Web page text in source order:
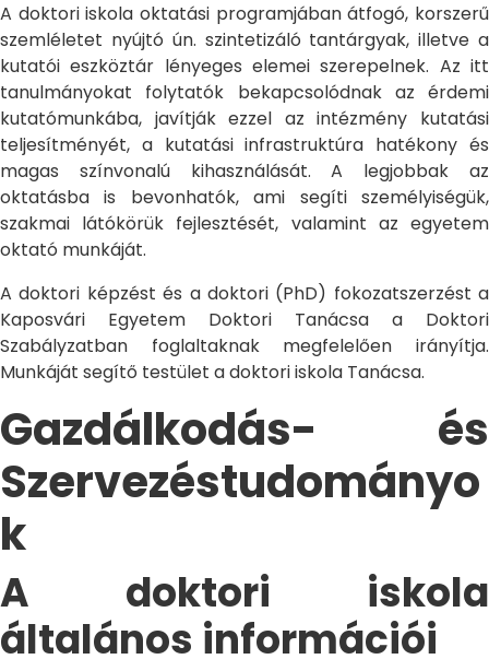
A doktori iskola oktatási programjában átfogó, korszerű
szemléletet nyújtó ún. szintetizáló tantárgyak, illetve a
kutatói eszköztár lényeges elemei szerepelnek. Az itt
tanulmányokat folytatók bekapcsolódnak az érdemi
kutatómunkába, javítják ezzel az intézmény kutatási
teljesítményét, a kutatási infrastruktúra hatékony és
magas színvonalú kihasználását. A legjobbak az
oktatásba is bevonhatók, ami segíti személyiségük,
szakmai látókörük fejlesztését, valamint az egyetem
oktató munkáját.
A doktori képzést és a doktori (PhD) fokozatszerzést a
Kaposvári Egyetem Doktori Tanácsa a Doktori
Szabályzatban foglaltaknak megfelelően irányítja.
Munkáját segítő testület a doktori iskola Tanácsa.
Gazdálkodás- és
Szervezéstudományo
k
A doktori iskola
általános információi